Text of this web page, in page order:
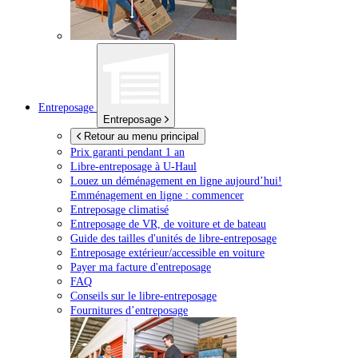
Entreposage
Entreposage
Retour au menu principal
Prix garanti pendant 1 an
Libre-entreposage à U-Haul
Louez un déménagement en ligne aujourd’hui!
Emménagement en ligne : commencer
Entreposage climatisé
Entreposage de VR, de voiture et de bateau
Guide des tailles d'unités de libre-entreposage
Entreposage extérieur/accessible en voiture
Payer ma facture d'entreposage
FAQ
Conseils sur le libre-entreposage
Fournitures d’entreposage